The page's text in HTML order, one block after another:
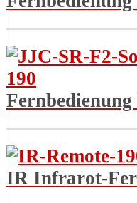
IR Infrarot-